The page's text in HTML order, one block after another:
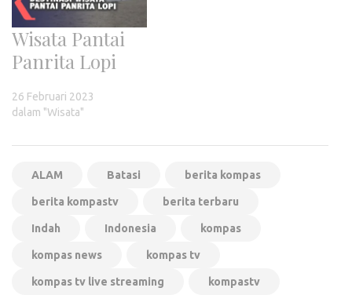
Wisata Pantai
Panrita Lopi
26 Februari 2023
dalam "Wisata"
ALAM Batasi berita kompas
berita kompastv berita terbaru
Indah Indonesia kompas
kompas news kompas tv
kompas tv live streaming kompastv